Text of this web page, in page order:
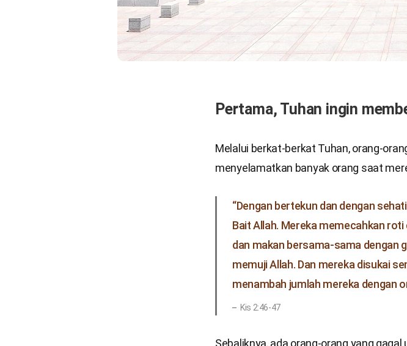
Pertama, Tuhan ingin
Melalui berkat-berkat Tuhan, orang-
menyelamatkan banyak orang saat
“Dengan bertekun dan dengan
Bait Allah. Mereka memecahkan
dan makan bersama-sama dengan
memuji Allah. Dan mereka disukai
menambah jumlah mereka dengan
Kis 2:46-47
Sebaliknya, ada orang-orang yang